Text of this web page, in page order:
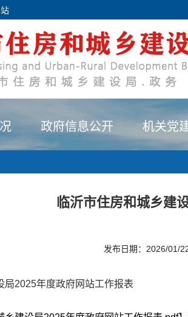
政府信息公开 机关党
临沂市住房和城乡建
发布日期：2026/01/
局2025年度政府网站工作报表